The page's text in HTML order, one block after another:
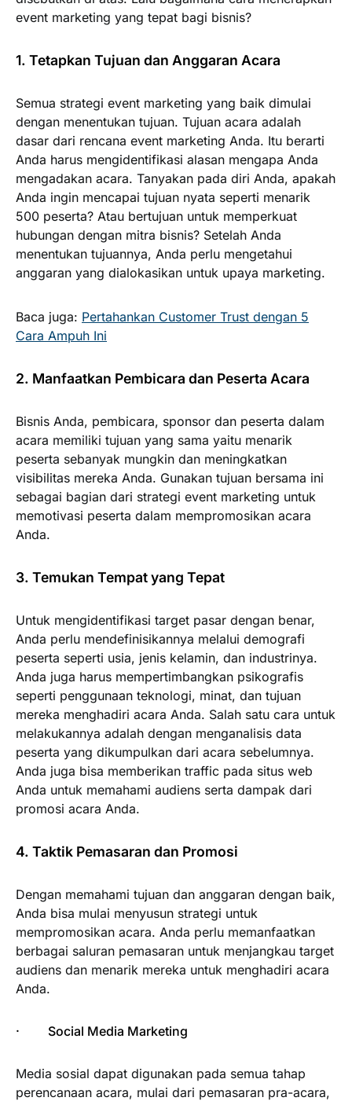
event marketing yang tepat bagi bisnis?
1. Tetapkan Tujuan dan Anggaran Acara
Semua strategi event marketing yang baik dimulai
dengan menentukan tujuan. Tujuan acara adalah
dasar dari rencana event marketing Anda. Itu berarti
Anda harus mengidentifikasi alasan mengapa Anda
mengadakan acara. Tanyakan pada diri Anda, apakah
Anda ingin mencapai tujuan nyata seperti menarik
500 peserta? Atau bertujuan untuk memperkuat
hubungan dengan mitra bisnis? Setelah Anda
menentukan tujuannya, Anda perlu mengetahui
anggaran yang dialokasikan untuk upaya marketing.
Baca juga: Pertahankan Customer Trust dengan 5
Cara Ampuh Ini
2. Manfaatkan Pembicara dan Peserta Acara
Bisnis Anda, pembicara, sponsor dan peserta dalam
acara memiliki tujuan yang sama yaitu menarik
peserta sebanyak mungkin dan meningkatkan
visibilitas mereka Anda. Gunakan tujuan bersama ini
sebagai bagian dari strategi event marketing untuk
memotivasi peserta dalam mempromosikan acara
Anda.
3. Temukan Tempat yang Tepat
Untuk mengidentifikasi target pasar dengan benar,
Anda perlu mendefinisikannya melalui demografi
peserta seperti usia, jenis kelamin, dan industrinya.
Anda juga harus mempertimbangkan psikografis
seperti penggunaan teknologi, minat, dan tujuan
mereka menghadiri acara Anda. Salah satu cara untuk
melakukannya adalah dengan menganalisis data
peserta yang dikumpulkan dari acara sebelumnya.
Anda juga bisa memberikan traffic pada situs web
Anda untuk memahami audiens serta dampak dari
promosi acara Anda.
4. Taktik Pemasaran dan Promosi
Dengan memahami tujuan dan anggaran dengan baik,
Anda bisa mulai menyusun strategi untuk
mempromosikan acara. Anda perlu memanfaatkan
berbagai saluran pemasaran untuk menjangkau target
audiens dan menarik mereka untuk menghadiri acara
Anda.
· Social Media Marketing
Media sosial dapat digunakan pada semua tahap
perencanaan acara, mulai dari pemasaran pra-acara,